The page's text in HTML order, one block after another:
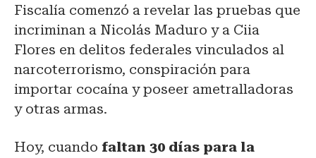
Fiscalía comenzó a revelar las pruebas que
incriminan a Nicolás Maduro y a Ciia
Flores en delitos federales vinculados al
narcoterrorismo, conspiración para
importar cocaína y poseer ametralladoras
y otras armas.
Hoy, cuando faltan 30 días para la